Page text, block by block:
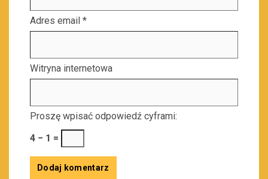
Adres email *
Witryna internetowa
Proszę wpisać odpowiedź cyframi:
4 − 1 =